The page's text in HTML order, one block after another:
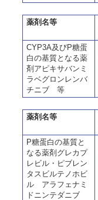
薬剤名等
CYP3A及びP糖蛋
白の基質となる薬
剤アピキサバンミ
ラベグロンレンバ
チニブ 等
薬剤名等
P糖蛋白の基質と
なる薬剤グレカプ
レビル・ピブレン
タスビルテノホビ
ル アラフェナミ
ドニンテダニブ